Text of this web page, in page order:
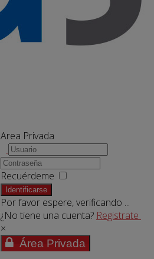
Area Privada
Recuérdeme
Identificarse
Por favor espere, verificando ...
¿No tiene una cuenta? Registrate
×
Área Privada